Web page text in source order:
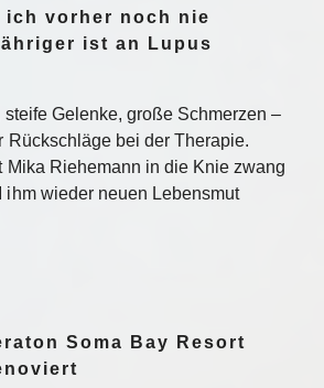
ich vorher noch nie
ist an Lupus
Gelenke, große Schmerzen –
Rückschläge bei der Therapie.
Mika Riehemann in die Knie zwang
ihm wieder neuen Lebensmut
Soma Bay Resort